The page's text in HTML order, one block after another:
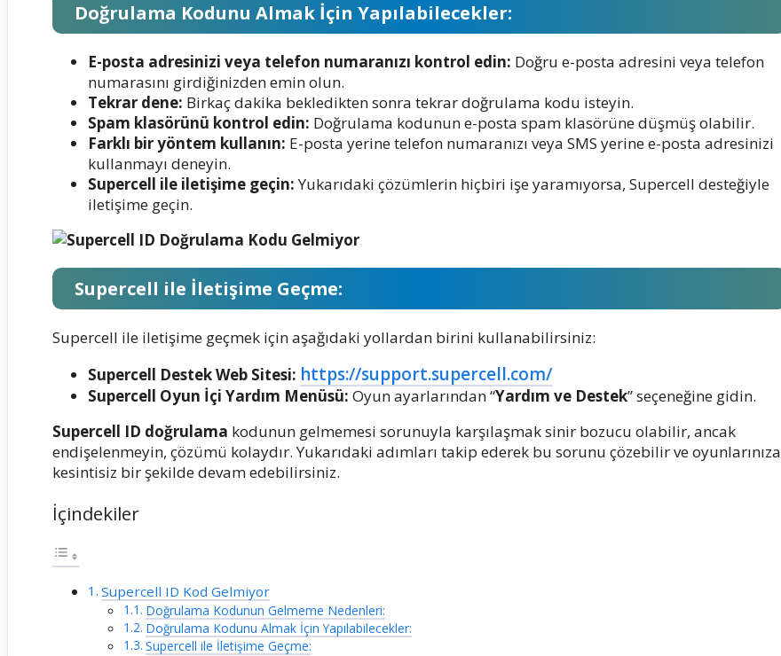
Doğrulama Kodunu Almak İçin Yapılabilecekler:
E-posta adresinizi veya telefon numaranızı kontrol edin: Doğru e-posta adresini veya telefon
numarasını girdiğinizden emin olun.
Tekrar dene: Birkaç dakika bekledikten sonra tekrar doğrulama kodu isteyin.
Spam klasörünü kontrol edin: Doğrulama kodunun e-posta spam klasörüne düşmüş olabilir.
Farklı bir yöntem kullanın: E-posta yerine telefon numaranızı veya SMS yerine e-posta adresinizi
kullanmayı deneyin.
Supercell ile iletişime geçin:Yukarıdaki çözümlerin hiçbiri işe yaramıyorsa, Supercell desteğiyle
iletişime geçin.
Supercell ile İletişime Geçme:
Supercell ile iletişime geçmek için aşağıdaki yollardan birini kullanabilirsiniz:
Supercell Destek Web Sitesi: https://support.supercell.com/
Supercell Oyun İçi Yardım Menüsü: Oyun ayarlarından “Yardım ve Destek” seçeneğine gidin.
Supercell ID doğrulama kodunun gelmemesi sorunuyla karşılaşmak sinir bozucu olabilir, ancak
endişelenmeyin, çözümü kolaydır. Yukarıdaki adımları takip ederek bu sorunu çözebilir ve oyunlarınıza
kesintisiz bir şekilde devam edebilirsiniz.
İçindekiler
Supercell ID Kod Gelmiyor
Doğrulama Kodunun Gelmeme Nedenleri:
Doğrulama Kodunu Almak İçin Yapılabilecekler:
Supercell ile İletişime Geçme: